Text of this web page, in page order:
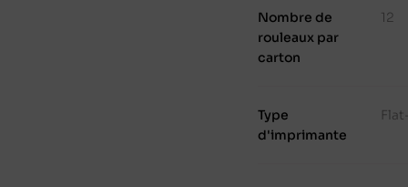
Nombre de
rouleaux par
carton
12
Type
d'imprimante